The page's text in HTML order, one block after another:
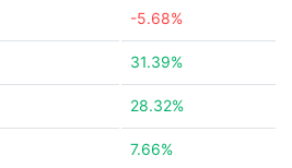
-5.68%
31.39%
28.32%
7.66%